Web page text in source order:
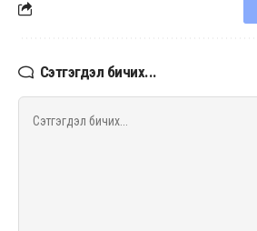
Сэтгэгдэл бичих...